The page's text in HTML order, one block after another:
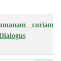
curiam,